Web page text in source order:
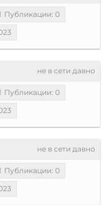
Публикации: 0
не в сети давно
Публикации: 0
не в сети давно
Публикации: 0